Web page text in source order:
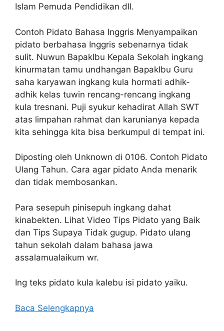
Islam Pemuda Pendidikan dll.
Contoh Pidato Bahasa Inggris Menyampaikan
pidato berbahasa Inggris sebenarnya tidak
sulit. Nuwun BapakIbu Kepala Sekolah ingkang
kinurmatan tamu undhangan BapakIbu Guru
saha karyawan ingkang kula hormati adhik-
adhik kelas tuwin rencang-rencang ingkang
kula tresnani. Puji syukur kehadirat Allah SWT
atas limpahan rahmat dan karunianya kepada
kita sehingga kita bisa berkumpul di tempat ini.
Diposting oleh Unknown di 0106. Contoh Pidato
Ulang Tahun. Cara agar pidato Anda menarik
dan tidak membosankan.
Para sesepuh pinisepuh ingkang dahat
kinabekten. Lihat Video Tips Pidato yang Baik
dan Tips Supaya Tidak gugup. Pidato ulang
tahun sekolah dalam bahasa jawa
assalamualaikum wr.
Ing teks pidato kula kalebu isi pidato yaiku.
Baca Selengkapnya